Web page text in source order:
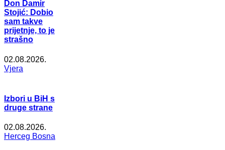
Don Damir
Stojić: Dobio
sam takve
prijetnje, to je
strašno
02.08.2026.
Vjera
Izbori u BiH s
druge strane
02.08.2026.
Herceg Bosna